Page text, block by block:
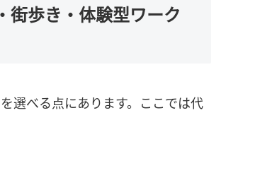
街歩き・体験型ワーク
選べる点にあります。ここでは代